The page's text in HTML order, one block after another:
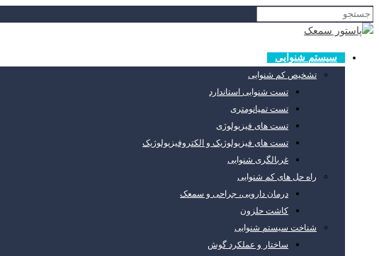
سیستم شنوایی
تشخیص کم شنوایی
تست شنوایی استاندارد
تست تمپانومتری
تست های فیزیولوژی
تست های فیزیولوژیک و الکتروفیزیولوژیک
غربالگری شنوایی
راه حل های کم شنوایی
درمان دارویی، جراحی و سمعک
کاشت حلزون
شناخت سیستم شنوایی
ساختار و عملکرد گوش